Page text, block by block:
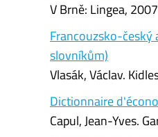
V Brně: Lingea,
Francouzsko-
slovníkům)
Vlasák, Václav.
Dictionnaire
Capul, Jean-Yves.